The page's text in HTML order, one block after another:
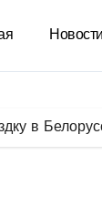
Новости
в